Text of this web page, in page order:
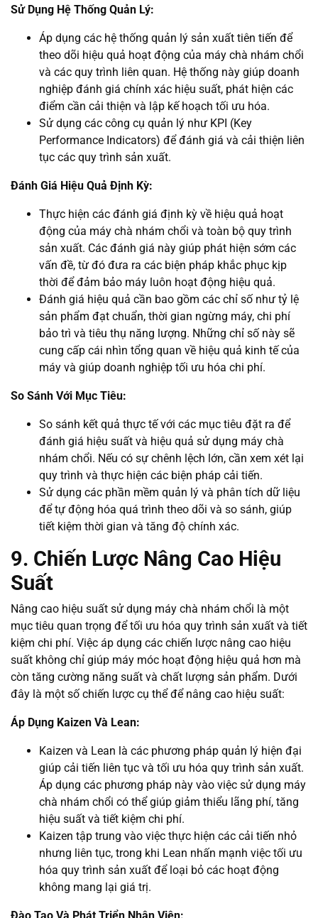
Sử Dụng Hệ Thống Quản Lý:
Áp dụng các hệ thống quản lý sản xuất tiên tiến để
theo dõi hiệu quả hoạt động của máy chà nhám chổi
và các quy trình liên quan. Hệ thống này giúp doanh
nghiệp đánh giá chính xác hiệu suất, phát hiện các
điểm cần cải thiện và lập kế hoạch tối ưu hóa.
Sử dụng các công cụ quản lý như KPI (Key
Performance Indicators) để đánh giá và cải thiện liên
tục các quy trình sản xuất.
Đánh Giá Hiệu Quả Định Kỳ:
Thực hiện các đánh giá định kỳ về hiệu quả hoạt
động của máy chà nhám chổi và toàn bộ quy trình
sản xuất. Các đánh giá này giúp phát hiện sớm các
vấn đề, từ đó đưa ra các biện pháp khắc phục kịp
thời để đảm bảo máy luôn hoạt động hiệu quả.
Đánh giá hiệu quả cần bao gồm các chỉ số như tỷ lệ
sản phẩm đạt chuẩn, thời gian ngừng máy, chi phí
bảo trì và tiêu thụ năng lượng. Những chỉ số này sẽ
cung cấp cái nhìn tổng quan về hiệu quả kinh tế của
máy và giúp doanh nghiệp tối ưu hóa chi phí.
So Sánh Với Mục Tiêu:
So sánh kết quả thực tế với các mục tiêu đặt ra để
đánh giá hiệu suất và hiệu quả sử dụng máy chà
nhám chổi. Nếu có sự chênh lệch lớn, cần xem xét lại
quy trình và thực hiện các biện pháp cải tiến.
Sử dụng các phần mềm quản lý và phân tích dữ liệu
để tự động hóa quá trình theo dõi và so sánh, giúp
tiết kiệm thời gian và tăng độ chính xác.
9. Chiến Lược Nâng Cao Hiệu
Suất
Nâng cao hiệu suất sử dụng máy chà nhám chổi là một
mục tiêu quan trọng để tối ưu hóa quy trình sản xuất và tiết
kiệm chi phí. Việc áp dụng các chiến lược nâng cao hiệu
suất không chỉ giúp máy móc hoạt động hiệu quả hơn mà
còn tăng cường năng suất và chất lượng sản phẩm. Dưới
đây là một số chiến lược cụ thể để nâng cao hiệu suất:
Áp Dụng Kaizen Và Lean:
Kaizen và Lean là các phương pháp quản lý hiện đại
giúp cải tiến liên tục và tối ưu hóa quy trình sản xuất.
Áp dụng các phương pháp này vào việc sử dụng máy
chà nhám chổi có thể giúp giảm thiểu lãng phí, tăng
hiệu suất và tiết kiệm chi phí.
Kaizen tập trung vào việc thực hiện các cải tiến nhỏ
nhưng liên tục, trong khi Lean nhấn mạnh việc tối ưu
hóa quy trình sản xuất để loại bỏ các hoạt động
không mang lại giá trị.